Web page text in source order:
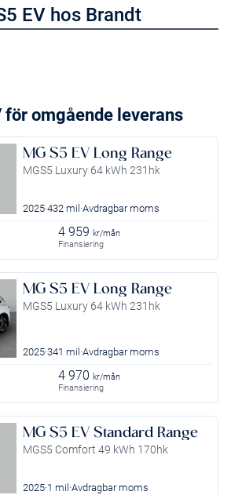
EV hos Brandt
för omgående leverans
MG S5 EV Long Range
MGS5 Luxury 64 kWh 231hk
2025 432 mil Avdragbar moms
4 959 kr/mån
Finansiering
MG S5 EV Long Range
MGS5 Luxury 64 kWh 231hk
2025 341 mil Avdragbar moms
4 970 kr/mån
Finansiering
MG S5 EV Standard Range
MGS5 Comfort 49 kWh 170hk
2025 1 mil Avdragbar moms